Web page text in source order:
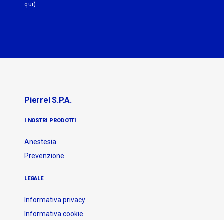
qui)
Pierrel S.p.A.
I NOSTRI PRODOTTI
Anestesia
Prevenzione
LEGALE
Informativa privacy
Informativa cookie